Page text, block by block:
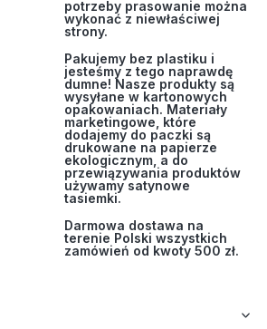
potrzeby prasowanie można
wykonać z niewłaściwej
strony.
Pakujemy bez plastiku i
jesteśmy z tego naprawdę
dumne! Nasze produkty są
wysyłane w kartonowych
opakowaniach. Materiały
marketingowe, które
dodajemy do paczki są
drukowane na papierze
ekologicznym, a do
przewiązywania produktów
używamy satynowe
tasiemki.
Darmowa dostawa na
terenie Polski wszystkich
zamówień od kwoty 500 zł.